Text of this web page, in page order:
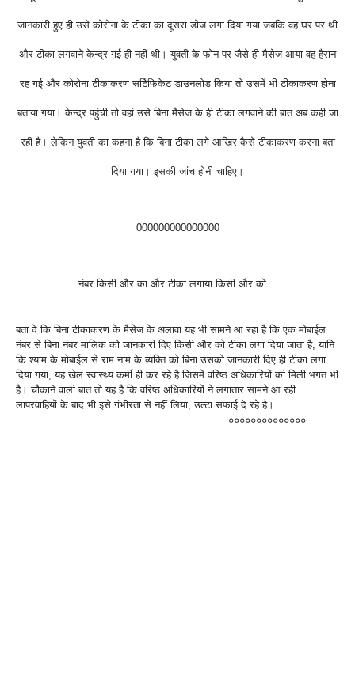
जानकारी हुए ही उसे कोरोना के टीका का दूसरा डोज लगा दिया गया जबकि वह घर पर थी
और टीका लगवाने केन्द्र गई ही नहीं थी। युवती के फोन पर जैसे ही मैसेज आया वह हैरान
रह गई और कोरोना टीकाकरण सर्टिफिकेट डाउनलोड किया तो उसमें भी टीकाकरण होना
बताया गया। केन्द्र पहुंची तो वहां उसे बिना मैसेज के ही टीका लगवाने की बात अब कही जा
रही है। लेकिन युवती का कहना है कि बिना टीका लगे आखिर कैसे टीकाकरण करना बता
दिया गया। इसकी जांच होनी चाहिए।
000000000000000
नंबर किसी और का और टीका लगाया किसी और को…
बता दे कि बिना टीकाकरण के मैसेज के अलावा यह भी सामने आ रहा है कि एक मोबाईल
नंबर से बिना नंबर मालिक को जानकारी दिए किसी और को टीका लगा दिया जाता है, यानि
कि श्याम के मोबाईल से राम नाम के व्यक्ति को बिना उसको जानकारी दिए ही टीका लगा
दिया गया, यह खेल स्वास्थ्य कर्मी ही कर रहे है जिसमें वरिष्ठ अधिकारियों की मिली भगत भी
है। चौकाने वाली बात तो यह है कि वरिष्ठ अधिकारियों ने लगातार सामने आ रही
लापरवाहियों के बाद भी इसे गंभीरता से नहीं लिया, उल्टा सफाई दे रहे है।
००००००००००००००